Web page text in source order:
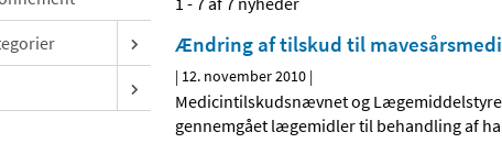
Ændring af tilskud til
| 12. november 2010 |
Medicintilskudsnævnet og
gennemgået lægemidler til behandling af